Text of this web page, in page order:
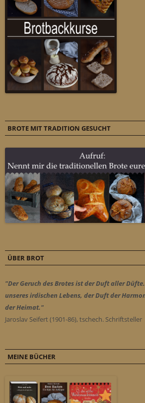
BROTE MIT TRADITION GESUCHT
ÜBER BROT
"Der Geruch des Brotes ist der Duft aller
unseres irdischen Lebens, der Duft der
der Heimat."
Jaroslav Seifert (1901-86), tschech. Schriftsteller
MEINE BÜCHER